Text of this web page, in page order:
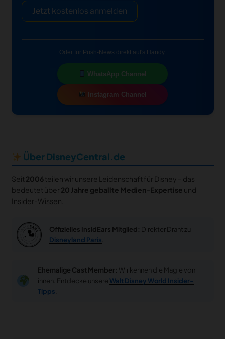
Jetzt kostenlos anmelden
Oder für Push-News direkt auf's Handy:
WhatsApp Channel
Instagram Channel
Über DisneyCentral.de
Seit 2006teilen wir unsere Leidenschaft für Disney – das
bedeutet über 20 Jahre geballte Medien-Expertise und
Insider-Wissen.
Offizielles InsidEars Mitglied: Direkter Draht zu
Disneyland Paris
Ehemalige Cast Member: Wir kennen die Magie von
innen. Entdecke unsere Walt Disney World Insider-
Tipps